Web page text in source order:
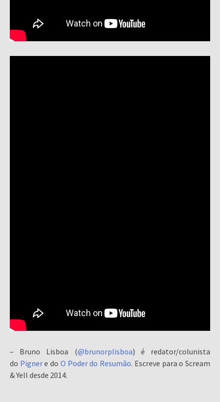
– Bruno Lisboa (@brunorplisboa) é redator/colunista
do Pignere do O Poder do Resumão. Escreve para o Scream
& Yell desde 2014.